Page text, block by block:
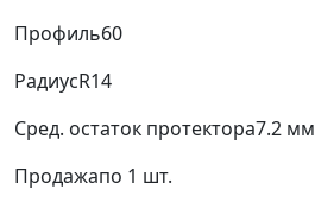
Профиль60
РадиусR14
Сред. остаток протектора7.2 мм
Продажапо 1 шт.